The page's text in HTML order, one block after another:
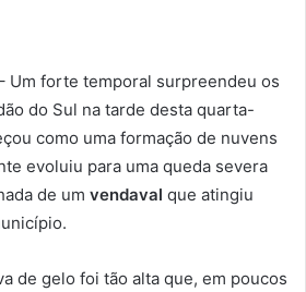
Um forte temporal surpreendeu os
do Sul na tarde desta quarta-
como uma formação de nuvens
evoluiu para uma queda severa
de um vendaval que atingiu
de gelo foi tão alta que, em poucos